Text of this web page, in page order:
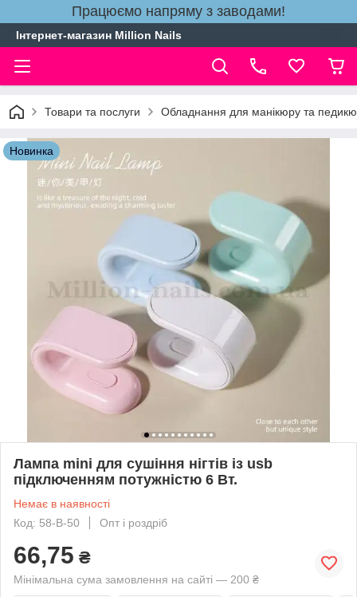
Працюємо напряму з заводами!
Інтернет-магазин Million Nails
Товари та послуги Обладнання для манікюру та
Новинка
Лампа mini для сушіння нігтів із usb
підключенням потужністю 6 Вт.
Немає в наявності
Код: 58-В-50
Опт і роздріб
66,75 ₴
Мінімальна сума замовлення на сайті — 200 ₴